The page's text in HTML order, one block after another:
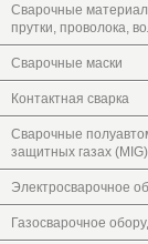
Сварочные
прутки, проволока,
Сварочные маски
Контактная сварка
Сварочные
защитных газах (MIG)
Электросварочное
Газосварочное